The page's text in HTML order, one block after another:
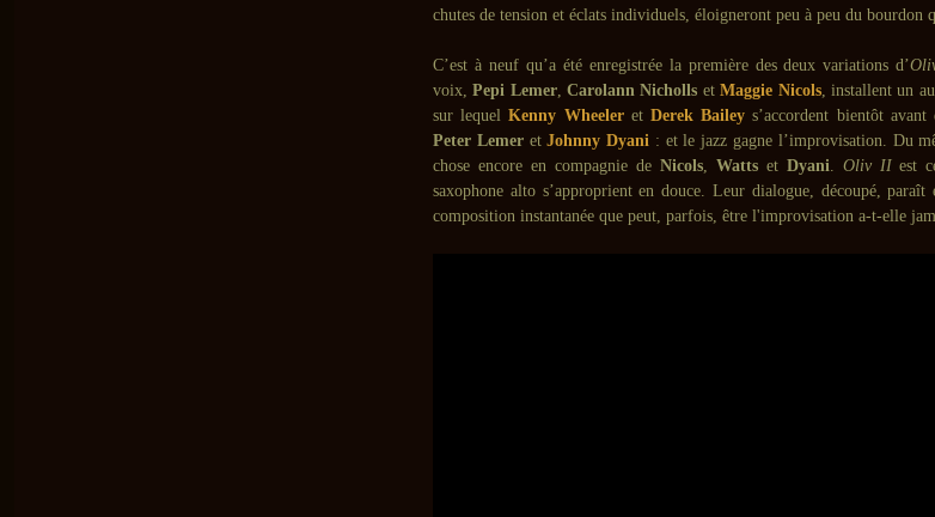
chutes de tension et éclats individuels, éloigneront peu à peu du bourdon
C’est à neuf qu’a été enregistrée la première des deux variations d’
voix,Pepi Lemer,Carolann Nicholls etMaggie Nicols, installent un
sur lequelKenny WheeleretDerek Bailey s’accordent bientôt
Peter LemeretJohnny Dyani : et le jazz gagne l’improvisation. Du
chose encore en compagnie de Nicols, Wattset Dyani. Oliv IIest
saxophone alto s’approprient en douce. Leur dialogue, découpé,
composition instantanée que peut, parfois, être l'improvisation a-t-elle